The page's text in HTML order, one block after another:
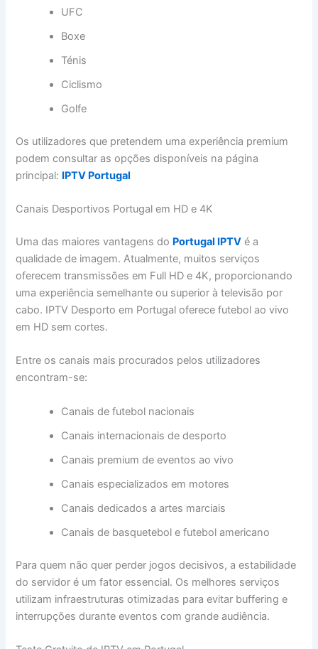
UFC
Boxe
Ténis
Ciclismo
Golfe
Os utilizadores que pretendem uma experiência premium
podem consultar as opções disponíveis na página
principal: IPTV Portugal
Canais Desportivos Portugal em HD e 4K
Uma das maiores vantagens do Portugal IPTV é a
qualidade de imagem. Atualmente, muitos serviços
oferecem transmissões em Full HD e 4K, proporcionando
uma experiência semelhante ou superior à televisão por
cabo. IPTV Desporto em Portugal oferece futebol ao vivo
em HD sem cortes.
Entre os canais mais procurados pelos utilizadores
encontram-se:
Canais de futebol nacionais
Canais internacionais de desporto
Canais premium de eventos ao vivo
Canais especializados em motores
Canais dedicados a artes marciais
Canais de basquetebol e futebol americano
Para quem não quer perder jogos decisivos, a estabilidade
do servidor é um fator essencial. Os melhores serviços
utilizam infraestruturas otimizadas para evitar buffering e
interrupções durante eventos com grande audiência.